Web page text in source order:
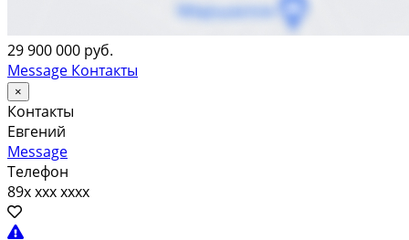
29 900 000 руб.
Message Контакты
×
Контакты
Евгений
Message
Телефон
89x xxx xxxx